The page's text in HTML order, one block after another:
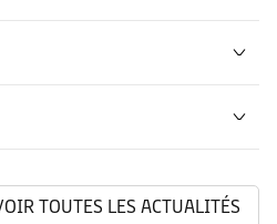
TOUTES LES ACTUALITÉS